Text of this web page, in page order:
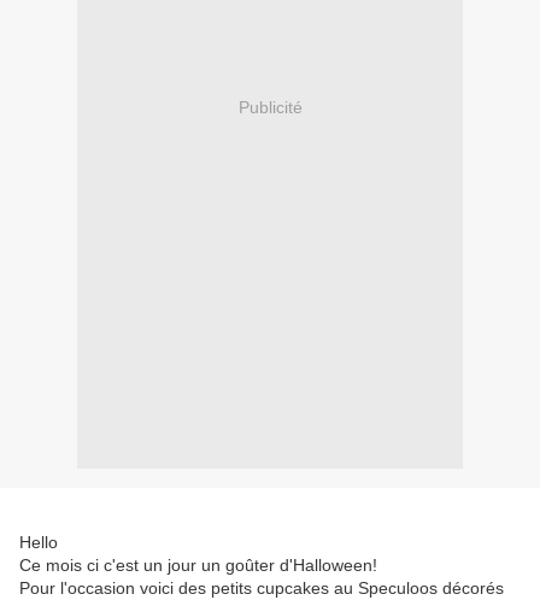
Publicité
Hello
Ce mois ci c'est un jour un goûter d'Halloween!
Pour l'occasion voici des petits cupcakes au Speculoos décorés